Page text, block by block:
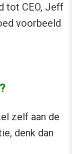
tot CEO, Jeff
voorbeeld
zelf aan de
denk dan